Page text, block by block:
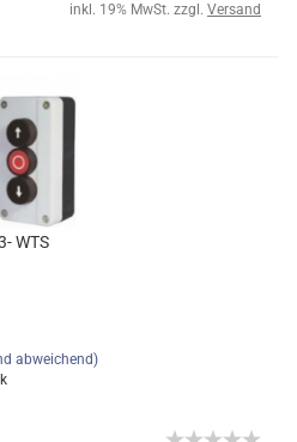
inkl. 19% MwSt. zzgl. Versand
WTS
abweichend)